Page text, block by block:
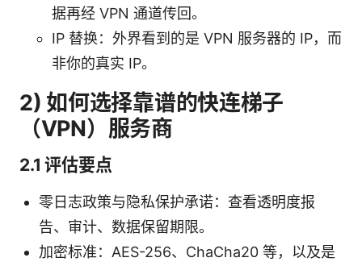
据再经 VPN 通道传回。
IP 替换：外界看到的是 VPN 服务器的 IP，而
非你的真实 IP。
2) 如何选择靠谱的快连梯子
（VPN）服务商
2.1 评估要点
零日志政策与隐私保护承诺：查看透明度报
告、审计、数据保留期限。
加密标准：AES-256、ChaCha20 等，以及是